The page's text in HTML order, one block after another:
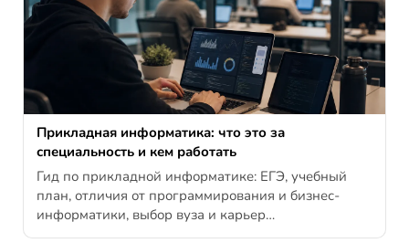
Прикладная информатика: что это за
специальность и кем работать
Гид по прикладной информатике: ЕГЭ, учебный
план, отличия от программирования и бизнес-
информатики, выбор вуза и карьер…